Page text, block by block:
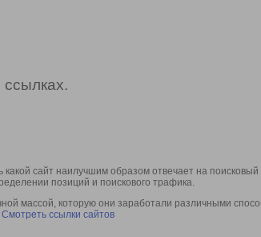
сайт наилучшим образом отвечает на
позиций и поискового трафика.
массой, которую они заработали различными
Смотреть ссылки сайтов